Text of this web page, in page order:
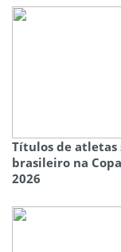
Títulos de atletas
brasileiro na
2026